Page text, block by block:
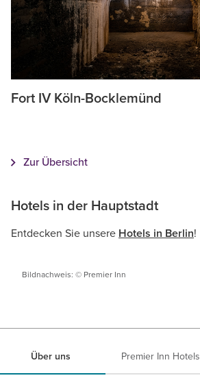
Fort IV Köln-Bocklemünd
Zur Übersicht
Hotels in der Hauptstadt
Entdecken Sie unsere Hotels in Berlin!
Bildnachweis: © Premier Inn
Über uns Premier Inn Hotels